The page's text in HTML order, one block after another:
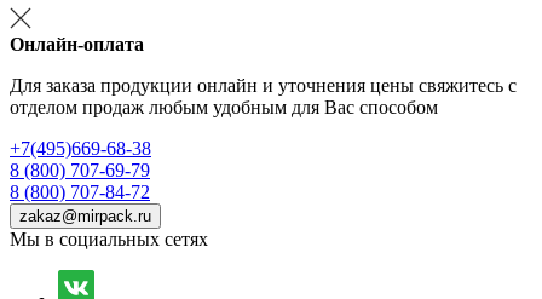
Онлайн-оплата
Для заказа продукции онлайн и уточнения цены свяжитесь с
отделом продаж любым удобным для Вас способом
+7(495)669-68-38
8 (800) 707-69-79
8 (800) 707-84-72
zakaz@mirpack.ru
Мы в социальных сетях